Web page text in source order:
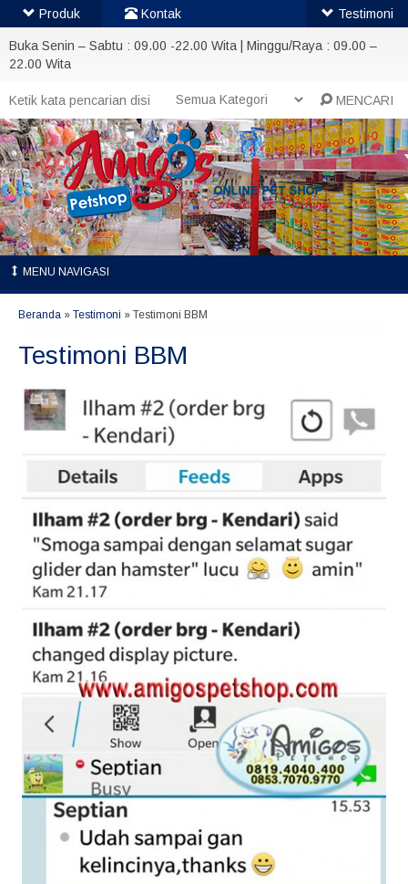
Buka Senin – Sabtu : 09.00 -22.00 Wita | Minggu/Raya : 09.00 –
22.00 Wita
MENCARI
MENU NAVIGASI
Beranda » Testimoni » Testimoni BBM
Testimoni BBM
Produk Kontak Testimoni